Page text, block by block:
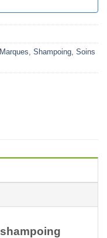
Marques Shampoing Soins